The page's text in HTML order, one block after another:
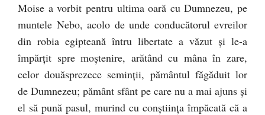
Moise a vorbit pentru ultima oară cu Dumnezeu, pe
muntele Nebo, acolo de unde conducătorul evreilor
din robia egipteană întru libertate a văzut şi le-a
împărţit spre moştenire, arătând cu mâna în zare,
celor douăsprezece seminţii, pământul făgăduit lor
de Dumnezeu; pământ sfânt pe care nu a mai ajuns şi
el să pună pasul, murind cu conştiinţa împăcată că a